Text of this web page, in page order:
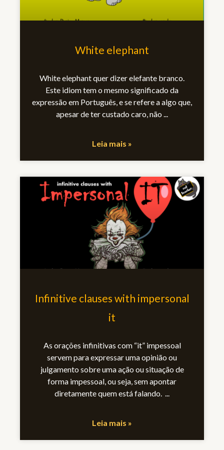
White elephant
White elephant quer dizer elefante branco.
Este idiom tem o mesmo significado da
expressão em Português, e se refere a algo que,
apesar de ter custado caro, não
Leia mais »
Infinitive clauses with impersonal
it
As orações infinitivas com “it” impessoal
servem para expressar uma opinião ou
julgamento sobre uma ação ou situação de
forma impessoal, ou seja, sem apontar
diretamente quem está falando.
Leia mais »